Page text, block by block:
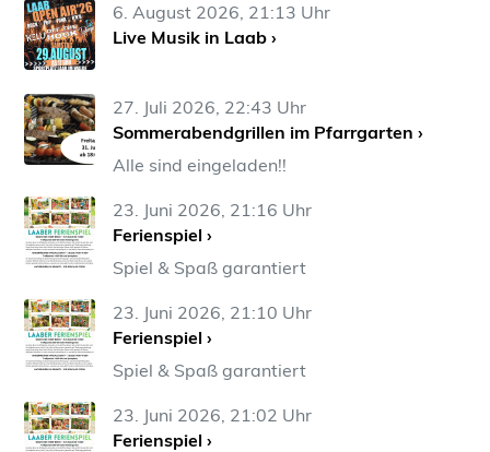
6. August 2026, 21:13 Uhr
Live Musik in Laab ›
27. Juli 2026, 22:43 Uhr
Sommerabendgrillen im Pfarrgarten ›
Alle sind eingeladen!!
23. Juni 2026, 21:16 Uhr
Ferienspiel ›
Spiel & Spaß garantiert
23. Juni 2026, 21:10 Uhr
Ferienspiel ›
Spiel & Spaß garantiert
23. Juni 2026, 21:02 Uhr
Ferienspiel ›